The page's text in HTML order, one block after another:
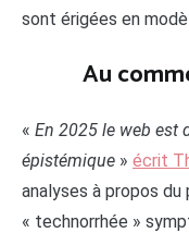
sont érigées en
Au
« En 2025 le web est
épistémique » écrit
analyses à propos du
« technorrhée »